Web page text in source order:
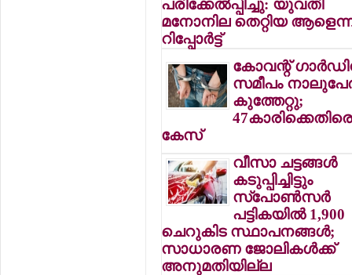
പരിക്കേല്‍പ്പിച്ചു: യുവതി
മനോനില തെറ്റിയ
റിപ്പോര്‍ട്ട്
കോവന്റ്
സമീപം
കുത്തേറ്റു;
കേസ്
വീസാ ചട്ടങ്ങള്‍
കടുപ്പിച്ചിട്ടും
സ്‌പോണ്‍സര്‍
പട്ടികയില്‍ 1,900
ചെറുകിട സ്ഥാപനങ്ങള്‍;
സാധാരണ ജോലികള്‍ക്ക്
അനുമതിയില്ല